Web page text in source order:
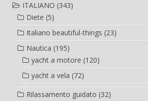
ITALIANO (343)
Diete (5)
Italiano beautiful-things (23)
Nautica (195)
yacht a motore (120)
yacht a vela (72)
Rilassamento guidato (32)